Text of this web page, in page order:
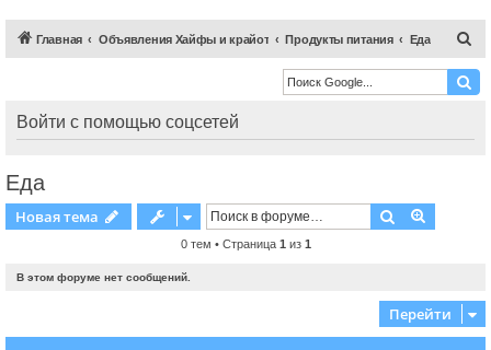
Главная Объявления Хайфы и крайот Продукты питания Еда
и
к
Войти с помощью соцсетей
Еда
Новая тема Поиск
0 тем • Страница 1 из 1
В этом форуме нет сообщений.
Перейти